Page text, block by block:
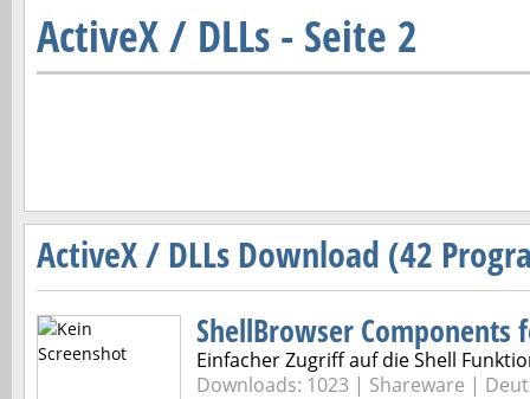
ActiveX / DLLs - Seite 2
ActiveX / DLLs Download (42
ShellBrowser Components
Einfacher Zugriff auf die Shell
Downloads: 1023 | Shareware |